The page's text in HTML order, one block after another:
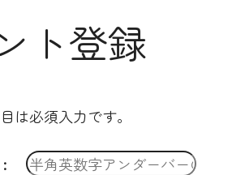
ト登録
は必須入力です。